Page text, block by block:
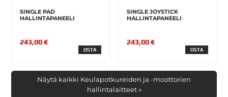
SINGLE PAD
HALLINTAPANEELI
243,00 €
OSTA
SINGLE JOYSTICK
HALLINTAPANEELI
243,00 €
OSTA
Näytä kaikki Keulapotkureiden ja -moottorien
hallintalaitteet »